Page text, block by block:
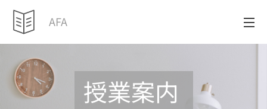
AFA
授業案内